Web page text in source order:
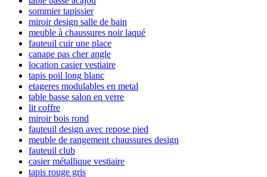
sommier tapissier
miroir design salle de bain
meuble à chaussures noir laqué
fauteuil cuir une place
canape pas cher angle
location casier vestiaire
tapis poil long blanc
etageres modulables en metal
table basse salon en verre
lit coffre
miroir bois rond
fauteuil design avec repose pied
meuble de rangement chaussures design
fauteuil club
casier métallique vestiaire
tapis rouge gris